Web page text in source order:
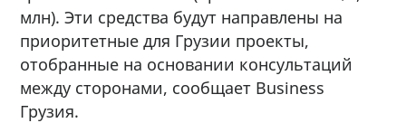
млн). Эти средства будут направлены на
приоритетные для Грузии проекты,
отобранные на основании консультаций
между сторонами, сообщает Business
Грузия.